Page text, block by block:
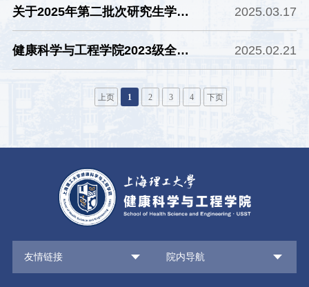
关于2025年第二批次研究生学位
论文答辩及学位授予相关事项的通
知
2025.03.17
健康科学与工程学院2023级全日
制非定向研究生第二阶段学业奖学
金评选工作的通知
2025.02.21
上页 1 2 3 4 下页
友情链接 院内导航